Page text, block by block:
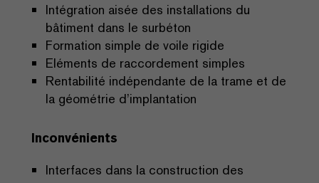
Intégration aisée des installations du
bâtiment dans le surbéton
Formation simple de voile rigide
Eléments de raccordement simples
Rentabilité indépendante de la trame et de
la géométrie d’implantation
Inconvénients
Interfaces dans la construction des